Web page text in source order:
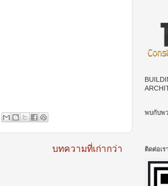
บทความที่เก่ากว่า
พบกับพว
ติดต่อเร